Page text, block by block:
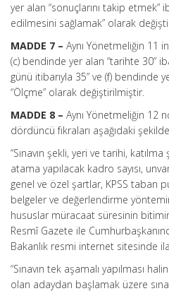
yer alan “sonuçlarını takip etmek”
edilmesini sağlamak” olarak
MADDE 7 – Aynı Yönetmeliğin 11
(c) bendinde yer alan “tarihte 30”
günü itibarıyla 35” ve (f) bendinde
“Ölçme” olarak değiştirilmiştir.
MADDE 8 – Aynı Yönetmeliğin 12
dördüncü fıkraları aşağıdaki
“Sınavın şekli, yeri ve tarihi,
atama yapılacak kadro sayısı,
genel ve özel şartlar, KPSS taban
belgeler ve değerlendirme
hususlar müracaat süresinin
Resmî Gazete ile
Bakanlık resmi internet sitesinde
“Sınavın tek aşamalı yapılması
olan adaydan başlamak üzere